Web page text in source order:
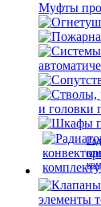
Муфты
и головки
элементы